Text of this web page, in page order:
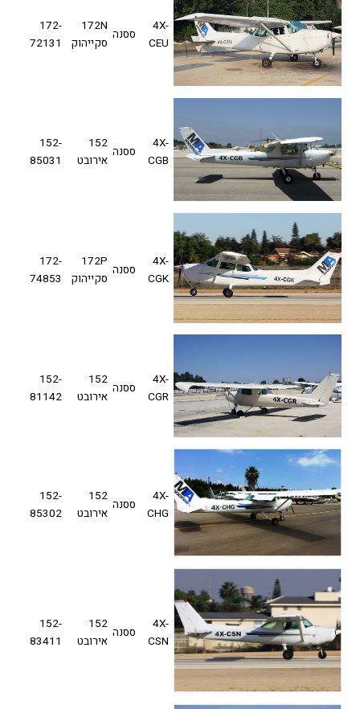
4X-
CEU
סקייהוק
172-
72131
4X-
CGB
אירובט
85031
4X-
CGK
סקייהוק
172-
74853
4X-
CGR
אירובט
81142
4X-
CHG
אירובט
85302
4X-
CSN
אירובט
83411